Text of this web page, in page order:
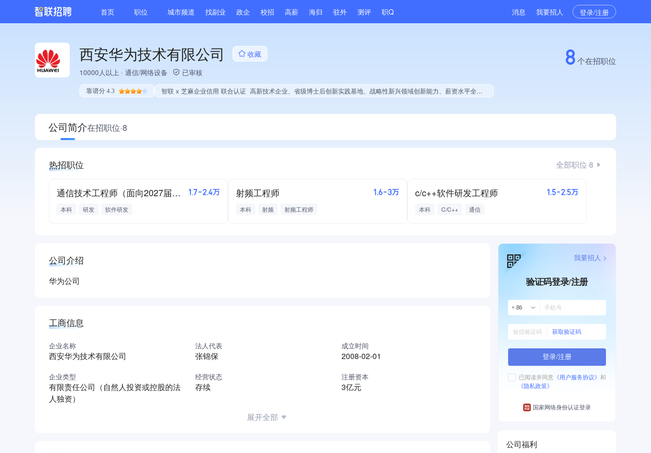
首页 职位 城市频道 找副业 政企 校招 高薪 海归 驻外 测评 职Q 消息 我要招人 登录/注册
西安华为技术有限公司
收藏
10000人以上 · 通信/网络设备 已审核
靠谱分 4.3 智联 x 芝麻企业信用 联合认证 高新技术企业、省级博士后创新实践基地、战略性新兴领域创新能力、薪资水平全省同行前5%、A级纳税人、拥有节能环保技术、拥有发明专利、专利授权量同领域前5%、技术布局行业领先、拥有绿色低碳技术、经营年限全国同行前5%、集团成员、权威管理体系认证、大学生就业贡献、拥有绿色资质、拥有工艺创新能力
8个在招职位
公司简介在招职位·8
热招职位 全部职位·8
通信技术工程师（面向2027届毕业生） 1.7-2.4万
本科 研发 软件研发
射频工程师 1.6-3万
本科 射频 射频工程师
c/c++软件研发工程师 1.5-2.5万
本科 C/C++ 通信
公司介绍
华为公司
工商信息
企业名称
西安华为技术有限公司
法人代表
张锦保
成立时间
2008-02-01
企业类型
有限责任公司（自然人投资或控股的法
人独资）
经营状态
存续
注册资本
3亿元
展开全部
验证码登录/注册
+ 86
获取验证码
登录/注册
已阅读并同意 《用户服务协议》 和
《隐私政策》
国家网络身份认证登录
我要招人 >
公司福利